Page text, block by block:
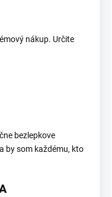
nákup. Určite
bezlepkove
by som každému, kto